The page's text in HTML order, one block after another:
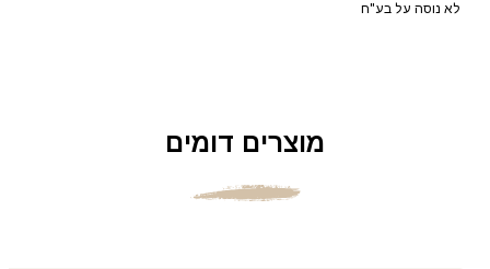
לא נוסה על בע"ח
מוצרים דומים